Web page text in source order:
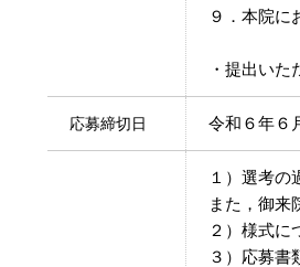
９．本院
・提出い
応募締切日 令和６年６
１）選考の
また，御来
２）様式
３）応募書